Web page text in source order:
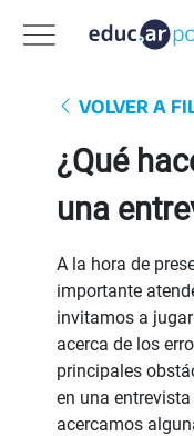
VOLVER A
¿Qué
una
A la hora de
importante
invitamos a
acerca de los
principales
en una
acercamos